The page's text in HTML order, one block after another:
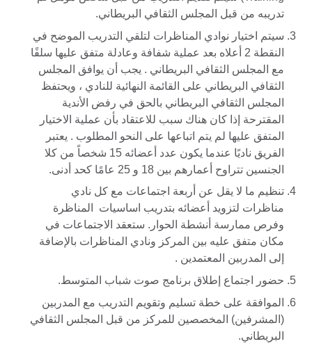
تدريبه من قبل المجلس الثقافي البريطاني.
سيتم اختيار نوادي المناظرات لتلقي التدريب الموضح في
النقطة 2 أعلاه بعد عملية شفافة وعادلة متفق عليها سلفًا
مع المجلس الثقافي البريطاني . يجب أن يوافق المجلس
الثقافي البريطاني على القائمة النهائية للنادي ، ويحتفظ
المجلس الثقافي البريطاني بالحق في رفض الأندية
المقترحة إذا كان هناك سبب للاعتقاد بأن عملية الاختيار
المتفق عليها لم يتم اتباعها على النحو المطلوب . يعتبر
الفريق ناديًا عندما يكون عدد أعضائه 15 شخصاً من كلا
الجنسين تتراوح أعمارهم بين 18 و 25 عامًا كحد أدنى.
تنظيم ما لا يقل عن أربعة اجتماعات مع كل نادي
مناظرات لتزويد أعضائه بتدريب اساسيات المناظرة
وفرص ممارسة أنشطة الحوار. ستعقد الاجتماعات في
مكان متفق عليه بين المركز ونادي المناظرات بالإضافة
إلى المدربين المعتمدين .
حضور اجتماع إطلاق برنامج صوت شباب المتوسط.
الموافقة على خطة تسليم وتقويم التدريب مع المدربين
(المشرفين) المخصصين للمركز من قبل المجلس الثقافي
البريطاني.